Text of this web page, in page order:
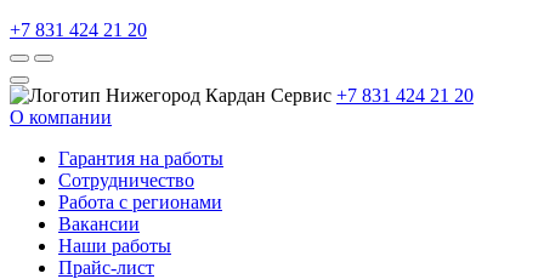
+7 831 424 21 20
+7 831 424 21 20
О компании
Гарантия на работы
Сотрудничество
Работа с регионами
Вакансии
Наши работы
Прайс-лист